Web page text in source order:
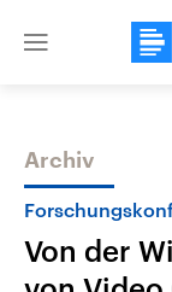
Close
Themen
Archiv
Von der